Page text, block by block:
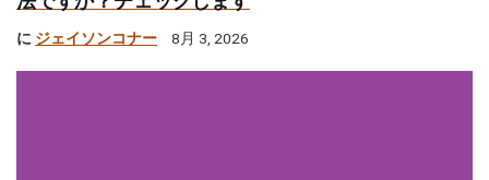
に ジェイソンコナー 8月 3, 2026